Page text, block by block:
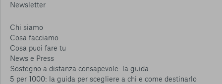
Newsletter
Chi siamo
Cosa facciamo
Cosa puoi fare tu
News e Press
Sostegno a distanza consapevole: la guida
5 per 1000: la guida per scegliere a chi e come destinarlo